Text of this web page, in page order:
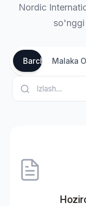
Nordic
so'nggi
BarchasiMalaka